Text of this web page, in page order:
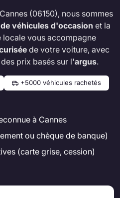
(06150), nous sommes
véhicules d'occasion et la
locale vous accompagne
de votre voiture, avec
prix basés sur l'argus.
+5000 véhicules rachetés
à Cannes
ou chèque de banque)
(carte grise, cession)